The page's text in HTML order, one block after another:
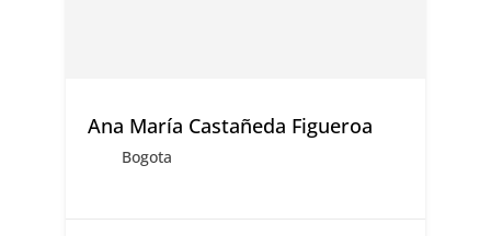
Ana María Castañeda Figueroa
Bogota